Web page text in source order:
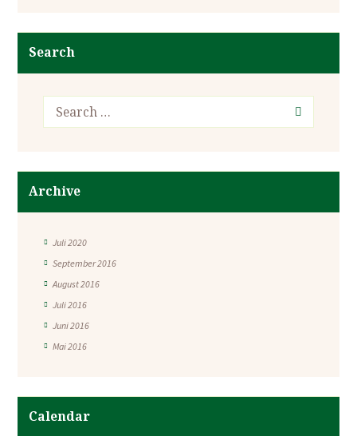
Search
Archive
Juli 2020
September 2016
August 2016
Juli 2016
Juni 2016
Mai 2016
Calendar